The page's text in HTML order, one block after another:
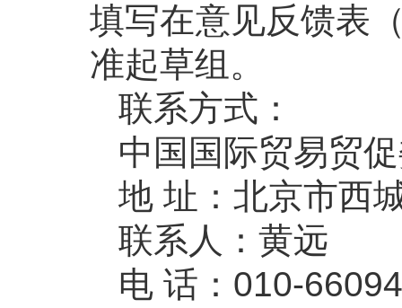
填写在意见反馈表
准起草组。
联系方式：
中国国际贸易贸
地 址：北京市西
联系人：黄远
电 话：010-